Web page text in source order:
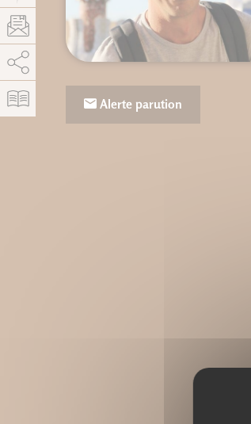
Alerte parution
AddThis est désactivé. Autoriser